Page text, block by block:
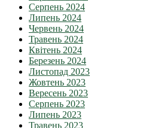
Серпень 2024
Липень 2024
Червень 2024
Травень 2024
Квітень 2024
Березень 2024
Листопад 2023
Жовтень 2023
Вересень 2023
Серпень 2023
Липень 2023
Травень 2023